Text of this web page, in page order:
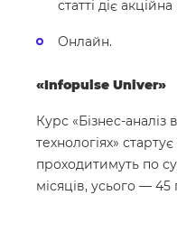
статті діє
Онлайн.
«Infopulse Univer»
Курс «Бізнес-аналіз
технологіях»
проходитимуть по
місяців, усього —